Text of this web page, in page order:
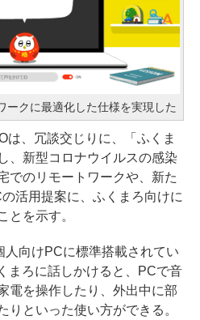
ークに最適化した仕様を実現した
、冗談交じりに、「ふくま
、新型コロナウイルスの感染
でのリモートワークや、新た
活用提案に、ふくまろ向けに
とを示す。
向けPCに標準搭載されてい
まろに話しかけると、PCで音
電を操作したり、外出中に部
りといった使い方ができる。